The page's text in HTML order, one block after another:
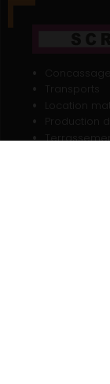
Transports
Location
Production